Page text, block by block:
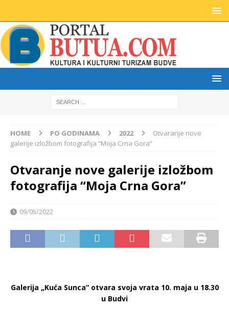
HOME PO GODINAMA 2022
Otvaranje nove
galerije izložbom fotografija “Moja Crna Gora”
Otvaranje nove galerije izložbom
fotografija “Moja Crna Gora”
09/05/2022
Galerija „Kuća Sunca“ otvara svoja vrata 10. maja u 18.30
u Budvi